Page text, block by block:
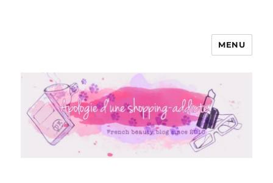
Apologie d'une Shopping-addicte
MENU